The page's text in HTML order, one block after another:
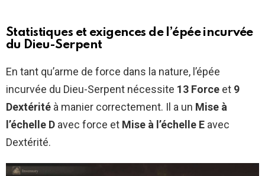
Statistiques et exigences de l’épée incurvée
du Dieu-Serpent
En tant qu’arme de force dans la nature, l’épée
incurvée du Dieu-Serpent nécessite 13 Force et 9
Dextérité à manier correctement. Il a un Mise à
l’échelle D avec force et Mise à l’échelle E avec
Dextérité.